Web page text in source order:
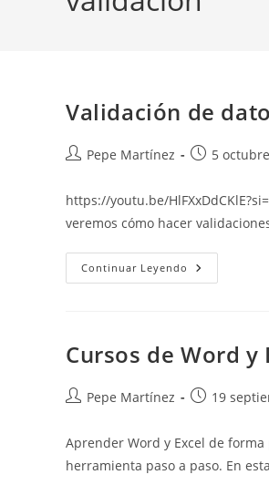
Validación de
Autor
la
entrada:
Pepe Martínez
Publicación
la
entrada:
5
https://youtu.be/
veremos cómo hacer
Continuar Leyendo Validación
De
Cursos de Word y
Autor
la
entrada:
Pepe Martínez
Publicación
entrada:
19
Aprender Word y Excel de
herramienta paso a paso. En